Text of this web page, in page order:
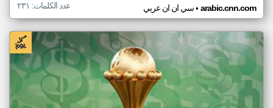
سي ان ان عربي• arabic.cnn.com عدد الكلمات: ٢٣١